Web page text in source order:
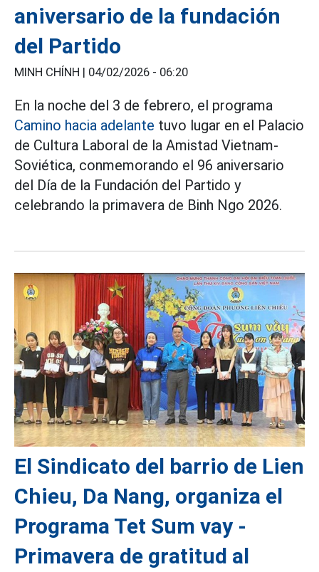
aniversario de la fundación
del Partido
MINH CHÍNH | 04/02/2026 - 06:20
En la noche del 3 de febrero, el programa
Camino hacia adelante tuvo lugar en el Palacio
de Cultura Laboral de la Amistad Vietnam-
Soviética, conmemorando el 96 aniversario
del Día de la Fundación del Partido y
celebrando la primavera de Binh Ngo 2026.
El Sindicato del barrio de Lien
Chieu, Da Nang, organiza el
Programa Tet Sum vay -
Primavera de gratitud al